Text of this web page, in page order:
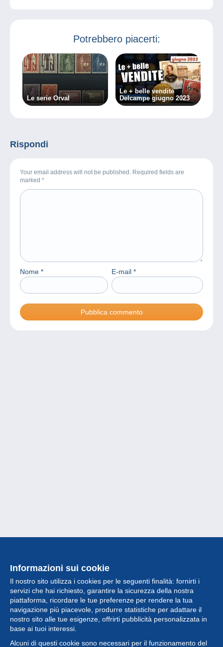
Potrebbero piacerti:
Le serie Orval
Le + belle vendite
Delcampe giugno 2023
Rispondi
Your email address will not be published. Required fields are
marked *
Nome * E-mail *
Informazioni sui cookie
Il nostro sito utilizza i cookies per le seguenti finalità: fornirti i
servizi che hai richiesto, garantire la sicurezza della nostra
piattaforma, ricordare le tue preferenze per rendere la tua
navigazione più piacevole, produrre statistiche per adattare il
nostro sito alle tue esigenze, offrirti pubblicità personalizzata in
base ai tuoi interessi.
Alcuni di questi cookie sono necessari per il funzionamento del
Collezione